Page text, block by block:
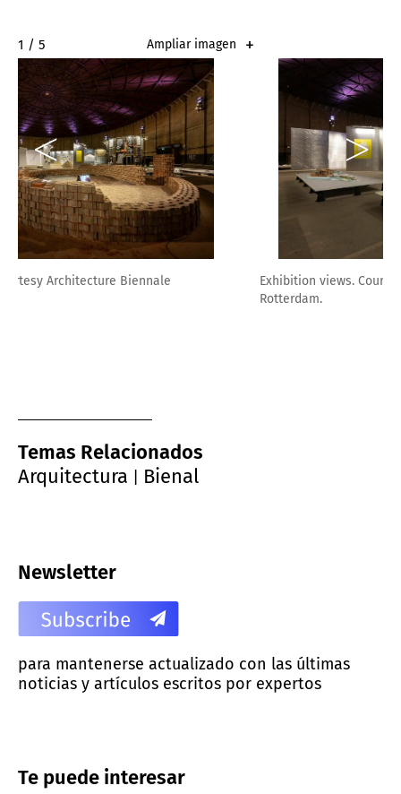
2 / 5 Ampliar imagen
Exhibition views. Courtesy Architecture Biennale
Temas Relacionados
Arquitectura
Bienal
Newsletter
para mantenerse actualizado con las últimas
noticias y artículos escritos por expertos
Te puede interesar